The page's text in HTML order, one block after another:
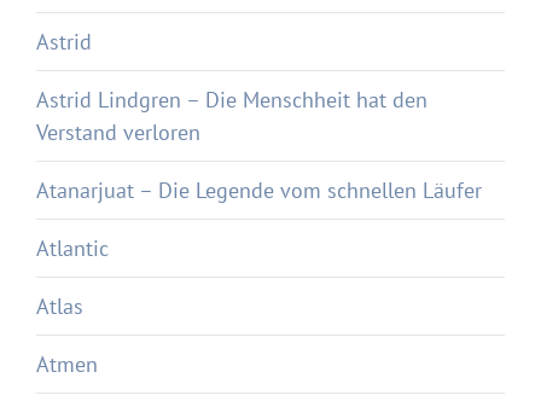
Astrid
Astrid Lindgren – Die Menschheit hat den
Verstand verloren
Atanarjuat – Die Legende vom schnellen Läufer
Atlantic
Atlas
Atmen